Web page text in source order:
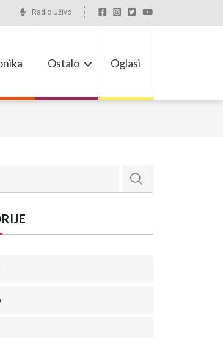
Radio Uživo
Ostalo Oglasi